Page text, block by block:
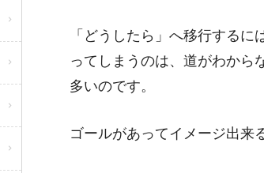
「どうしたら」へ移行する
ってしまうのは、道がわから
多いのです。
ゴールがあってイメージ出来